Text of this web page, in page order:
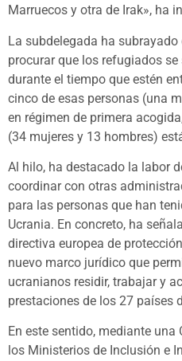
Marruecos y otra de Irak», ha
La subdelegada ha
procurar que los refugiados
durante el tiempo que estén
cinco de esas personas (una
en régimen de primera
(34 mujeres y 13 hombres)
Al hilo, ha destacado la labor
coordinar con otras
para las personas que han
Ucrania. En concreto, ha
directiva europea de
nuevo marco jurídico que
ucranianos residir, trabajar y
prestaciones de los 27 países
En este sentido, mediante
los Ministerios de Inclusión e